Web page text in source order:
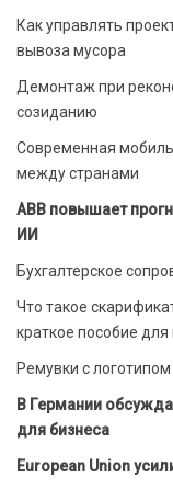
Как управлять
вывоза мусора
Демонтаж при
созиданию
Современная
между странами
ABB повышает
ИИ
Бухгалтерское
Что такое
краткое пособие для
Ремувки с
В Германии
для бизнеса
European Union